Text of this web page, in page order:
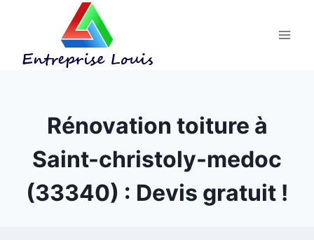
Rénovation toiture à
Saint-christoly-medoc
(33340) : Devis gratuit !